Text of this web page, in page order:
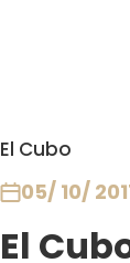
El Cubo
05/ 10/
El